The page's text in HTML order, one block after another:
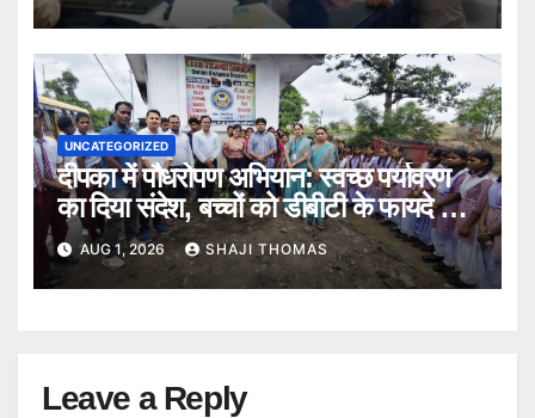
UNCATEGORIZED
दीपका में पौधरोपण अभियान: स्वच्छ पर्यावरण
का दिया संदेश, बच्चों को डीबीटी के फायदे भी
बताए।
AUG 1, 2026 SHAJI THOMAS
Leave a Reply